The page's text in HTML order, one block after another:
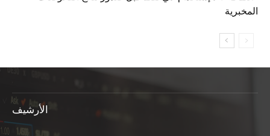
المخبرية
الأرشيف